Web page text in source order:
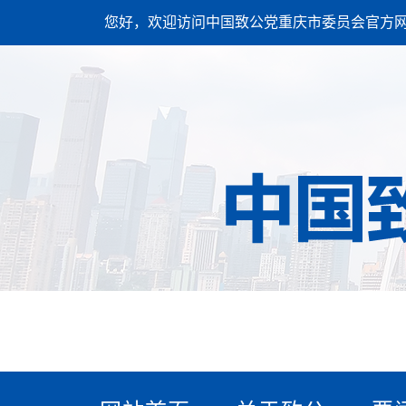
您好，欢迎访问中国致公党重庆市委员会官方